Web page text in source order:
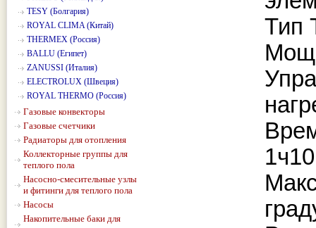
TESY (Болгария)
ROYAL CLIMA (Китай)
THERMEX (Россия)
BALLU (Египет)
ZANUSSI (Италия)
ELECTROLUX (Швеция)
ROYAL THERMO (Россия)
Газовые конвекторы
Газовые счетчики
Радиаторы для отопления
Коллекторные группы для
теплого пола
Насосно-смесительные узлы
и фитинги для теплого пола
Насосы
Накопительные баки для
Тип